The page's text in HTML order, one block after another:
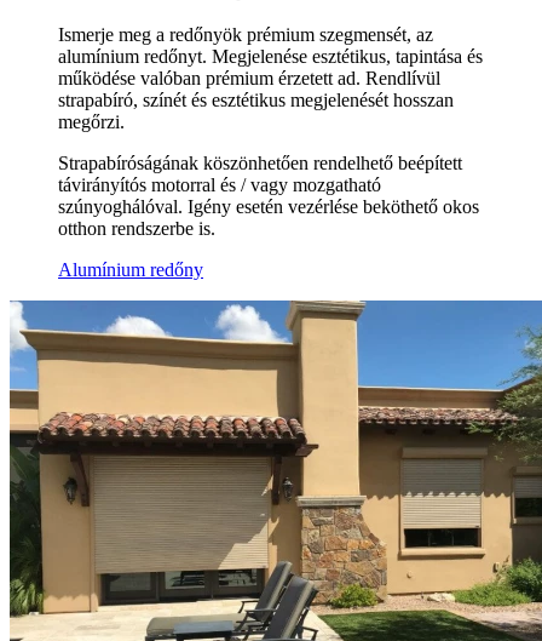
Ismerje meg a redőnyök prémium szegmensét, az
alumínium redőnyt. Megjelenése esztétikus, tapintása és
működése valóban prémium érzetett ad. Rendlívül
strapabíró, színét és esztétikus megjelenését hosszan
megőrzi.
Strapabíróságának köszönhetően rendelhető beépített
távirányítós motorral és / vagy mozgatható
szúnyoghálóval. Igény esetén vezérlése beköthető okos
otthon rendszerbe is.
Alumínium redőny